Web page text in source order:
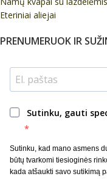
Eteriniai aliejai
PRENUMERUOK IR
Sutinku, gauti
Sutinku, kad mano asmens
būtų tvarkomi tiesioginės
kada atšaukti savo sutikimą